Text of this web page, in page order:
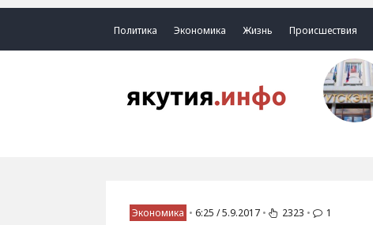
Политика Экономика Жизнь Происшествия
Экономика • 6:25 / 5.9.2017 • 2323 • 1